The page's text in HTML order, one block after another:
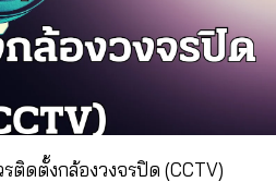
ติดตั้งกล้องวงจรปิด (CCTV)